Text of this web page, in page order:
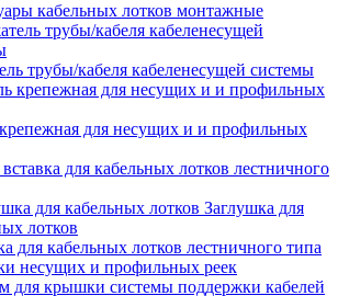
кабельных лотков монтажные
трубы/кабеля кабеленесущей системы
для несущих и и профильных
для кабельных лотков лестничного
Заглушка для
лотков
для кабельных лотков лестничного типа
несущих и профильных реек